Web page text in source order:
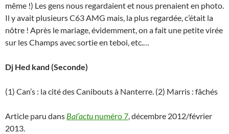
même !) Les gens nous regardaient et nous prenaient en photo.
Il y avait plusieurs C63 AMG mais, la plus regardée, c’était la
nôtre ! Après le mariage, évidemment, on a fait une petite virée
sur les Champs avec sortie en teboi, etc.…
Dj Hed kand (Seconde)
(1) Can’s : la cité des Canibouts à Nanterre. (2) Marris : fâchés
Article paru dans Bal’actu numéro 7, décembre 2012/février
2013.